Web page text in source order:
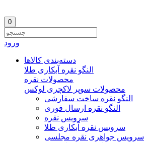
0
ورود
دسته‌بندی‌ کالاها
النگو نقره آبکاری طلا
محصولات نقره
محصولات سوپر لاکچری لوکس
النگو نقره ساخت سفارشی
النگو نقره ارسال فوری
سرویس نقره
سرویس نقره آبکاری طلا
سرویس جواهری نقره مجلسی